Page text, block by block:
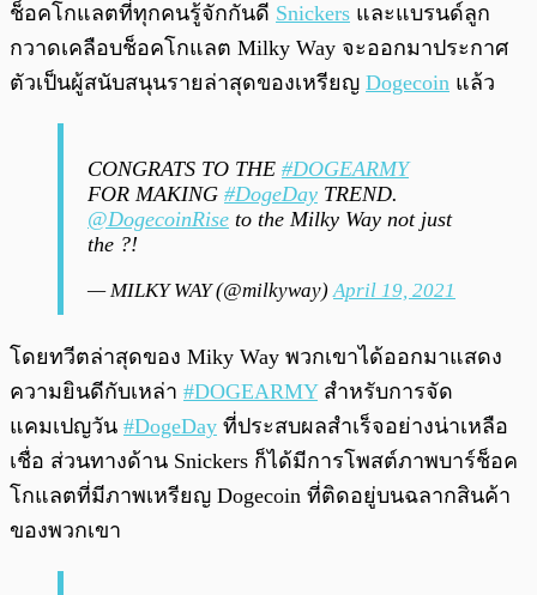
ช็อคโกแลตที่ทุกคนรู้จักกันดี Snickers และแบรนด์ลูก
กวาดเคลือบช็อคโกแลต Milky Way จะออกมาประกาศ
ตัวเป็นผู้สนับสนุนรายล่าสุดของเหรียญ Dogecoin แล้ว
CONGRATS TO THE #DOGEARMY
FOR MAKING #DogeDay TREND.
@DogecoinRise to the Milky Way not just
the ?!
— MILKY WAY (@milkyway)April 19, 2021
โดยทวีตล่าสุดของ Miky Way พวกเขาได้ออกมาแสดง
ความยินดีกับเหล่า #DOGEARMYสำหรับการจัด
แคมเปญวัน #DogeDay ที่ประสบผลสำเร็จอย่างน่าเหลือ
เชื่อ ส่วนทางด้าน Snickers ก็ได้มีการโพสต์ภาพบาร์ช็อค
โกแลตที่มีภาพเหรียญ Dogecoin ที่ติดอยู่บนฉลากสินค้า
ของพวกเขา